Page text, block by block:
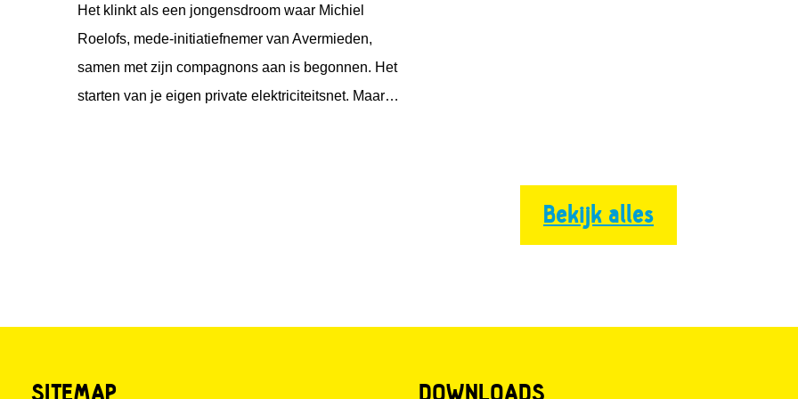
Het klinkt als een jongensdroom waar Michiel
Roelofs, mede-initiatiefnemer van Avermieden,
samen met zijn compagnons aan is begonnen. Het
starten van je eigen private elektriciteitsnet. Maar
Bekijk alles